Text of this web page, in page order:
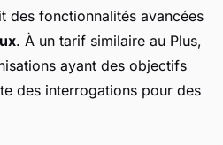
des fonctionnalités avancées
. À un tarif similaire au Plus,
ayant des objectifs
des interrogations pour des